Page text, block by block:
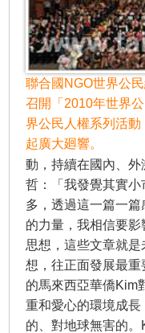
聯合國NGO世界公
召開「2010年世界
界公民人權系列活
起廣大廻響。
動，持續在國內、
哲：「我發覺其實
多，透過這一篇一
的力量，我相信要
思想，這些文章就
想，往正面發展最
的馬來西亞華僑Kim
重和愛心的環境成長
的、對地球無害的